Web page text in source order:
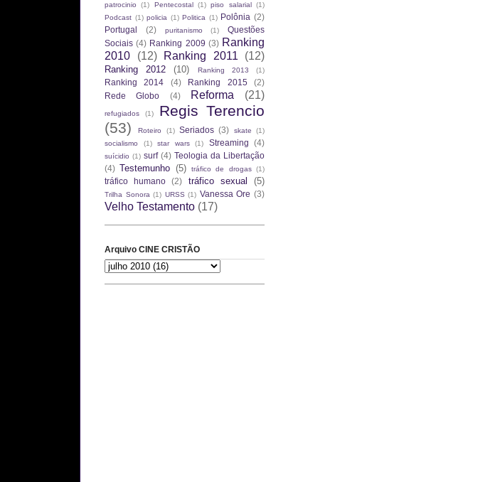
patrocinio (1) Pentecostal (1) piso salarial (1)
Podcast (1) policia (1) Politica (1) Polônia (2)
Portugal
(2) puritanismo (1)
Questões
Sociais (4) Ranking 2009 (3) Ranking
2010
(12) Ranking 2011 (12)
Ranking 2012 (10) Ranking 2013 (1)
Ranking 2014 (4) Ranking 2015
(2)
Rede Globo
(4) Reforma (21)
refugiados (1)
Regis Terencio
(53)
Roteiro (1) Seriados (3) skate
(1)
socialismo
(1) star wars (1) Streaming (4)
suícidio (1) surf (4) Teologia da Libertação
(4) Testemunho (5) tráfico de drogas (1)
tráfico humano (2) tráfico sexual (5)
Trilha Sonora (1) URSS (1) Vanessa Ore (3)
Velho Testamento (17)
Arquivo CINE CRISTÃO